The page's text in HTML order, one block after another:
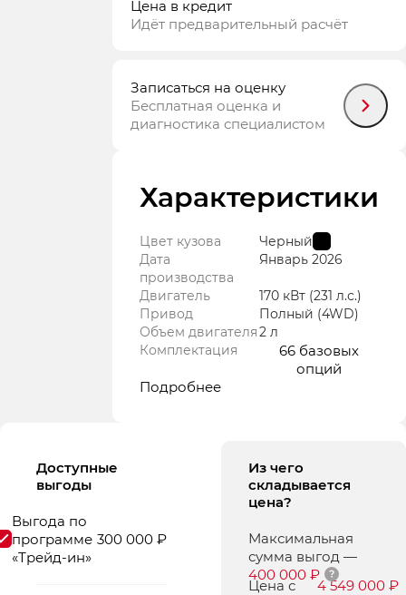
Цена в кредит
Идёт предварительный расчёт
Записаться на оценку
Бесплатная оценка и
диагностика специалистом
Характеристики
Цвет кузова
Черный
Дата
производства
Январь 2026
Двигатель 170 кВт (231 л.с.)
Привод
Полный (4WD)
Объем двигателя2 л
Комплектация
66 базовых
опций
Подробнее
Доступные
выгоды
300 000 ₽
Выгода по
программе
«Трейд-ин»
Из чего
складывается
цена?
Максимальная
сумма выгод —
400 000 ₽
Цена с
4 549 000 ₽